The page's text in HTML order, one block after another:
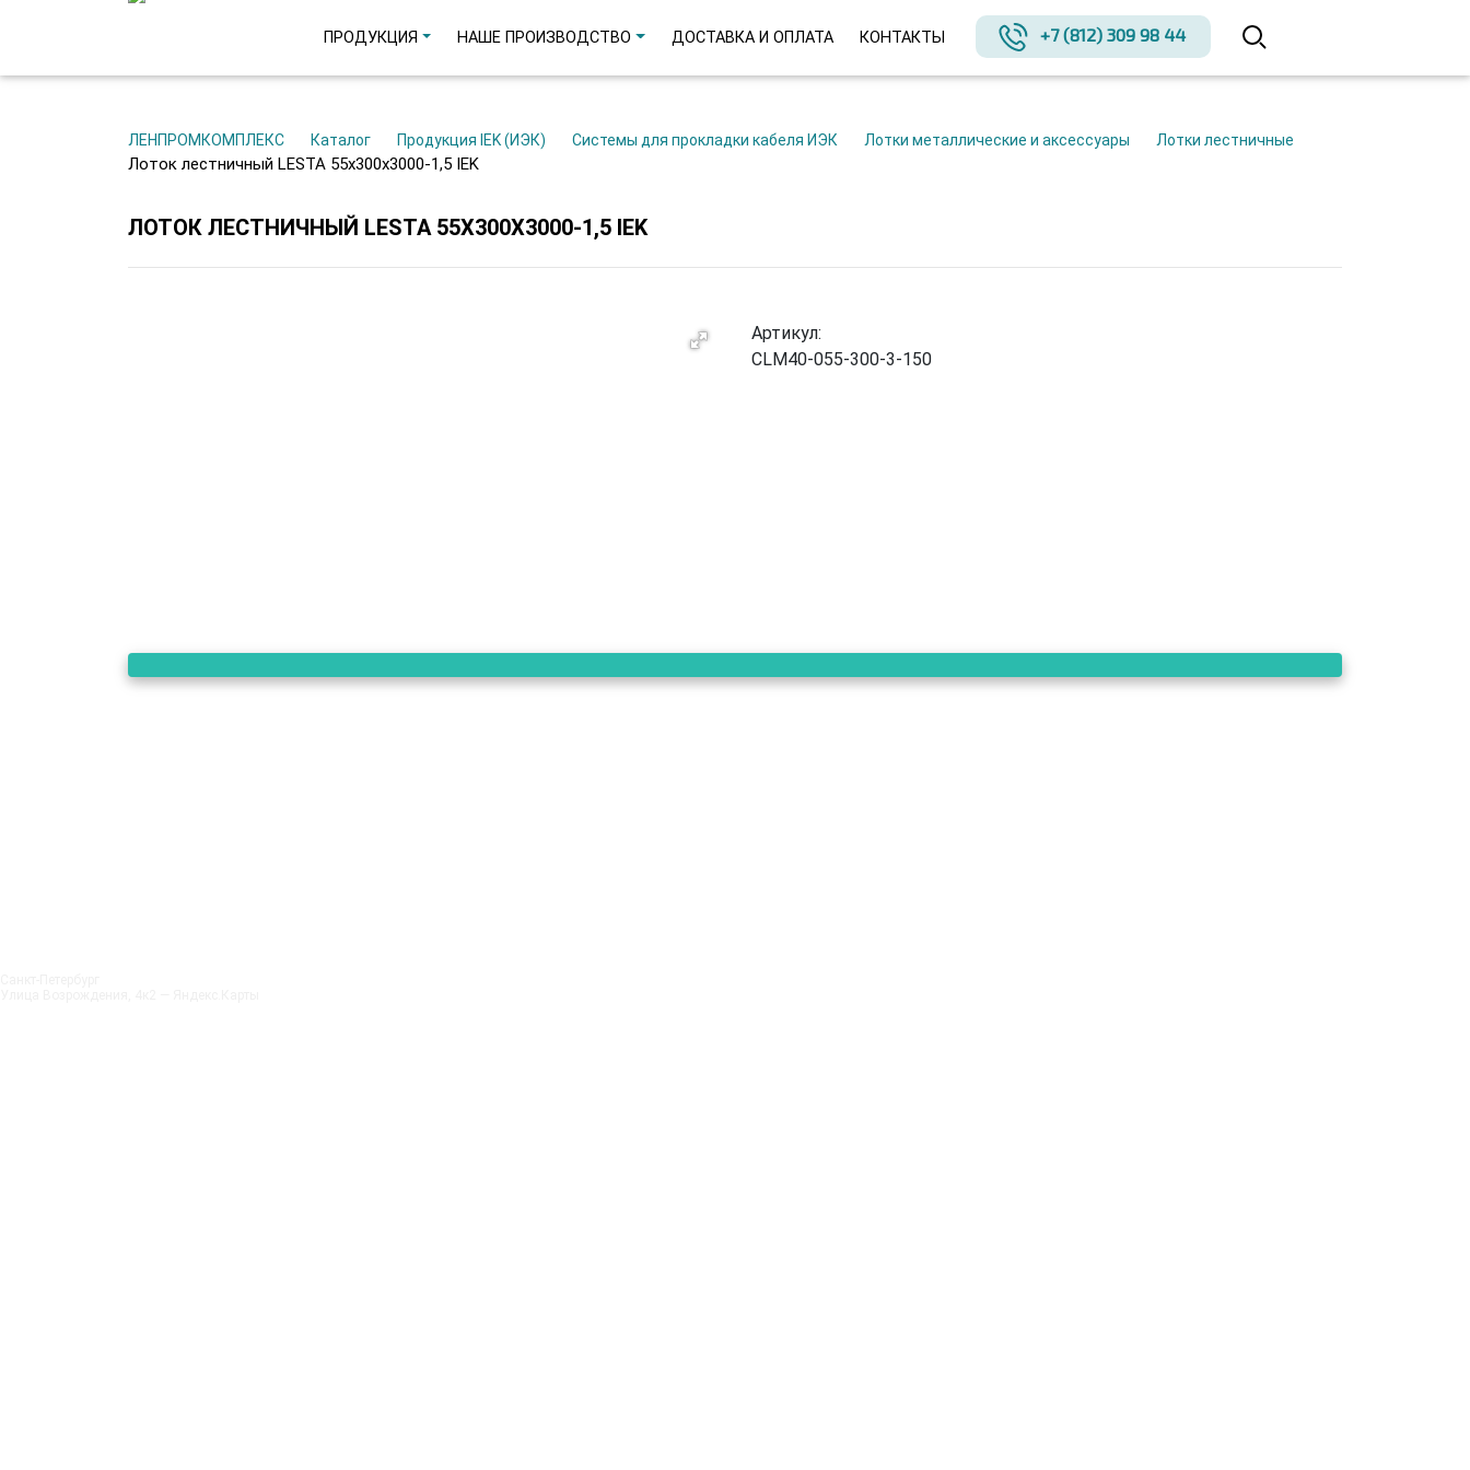
ПРОДУКЦИЯ НАШЕ ПРОИЗВОДСТВО ДОСТАВКА И ОПЛАТА КОНТАКТЫ +7 (812) 309 98 44
ЛЕНПРОМКОМПЛЕКС Каталог Продукция IEK (ИЭК) Системы для прокладки кабеля ИЭК Лотки металлические и аксессуары Лотки лестничные
Лоток лестничный LESTA 55х300х3000-1,5 IEK
ЛОТОК ЛЕСТНИЧНЫЙ LESTA 55Х300Х3000-1,5 IEK
Артикул:
CLM40-055-300-3-150